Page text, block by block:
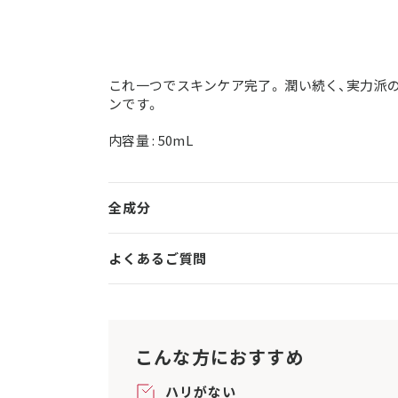
これ一つでスキンケア完了。 潤い続く、実力派
ンです。
内容量 : 50mL
全成分
よくあるご質問
こんな方におすすめ
ハリがない